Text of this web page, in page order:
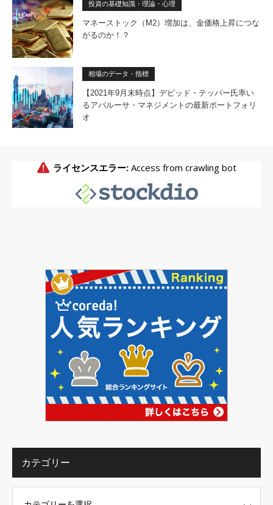
投資の基礎知識・理論・心理
マネーストック（M2）増加は、金価格上昇につな
がるのか！？
相場のデータ・指標
【2021年9月末時点】デビッド・テッパー氏率い
るアパルーサ・マネジメントの最新ポートフォリ
オ
カテゴリー